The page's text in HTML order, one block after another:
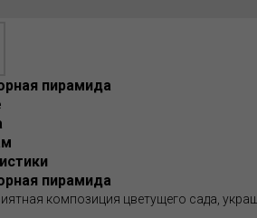
пирамида
пирамида
композиция цветущего сада,